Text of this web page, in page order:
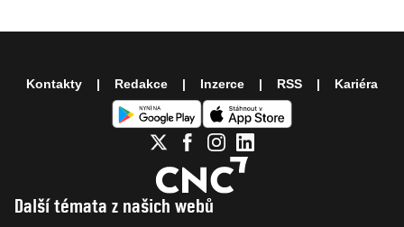
Další témata z našich webů
Kontakty Redakce Inzerce RSS Kariéra